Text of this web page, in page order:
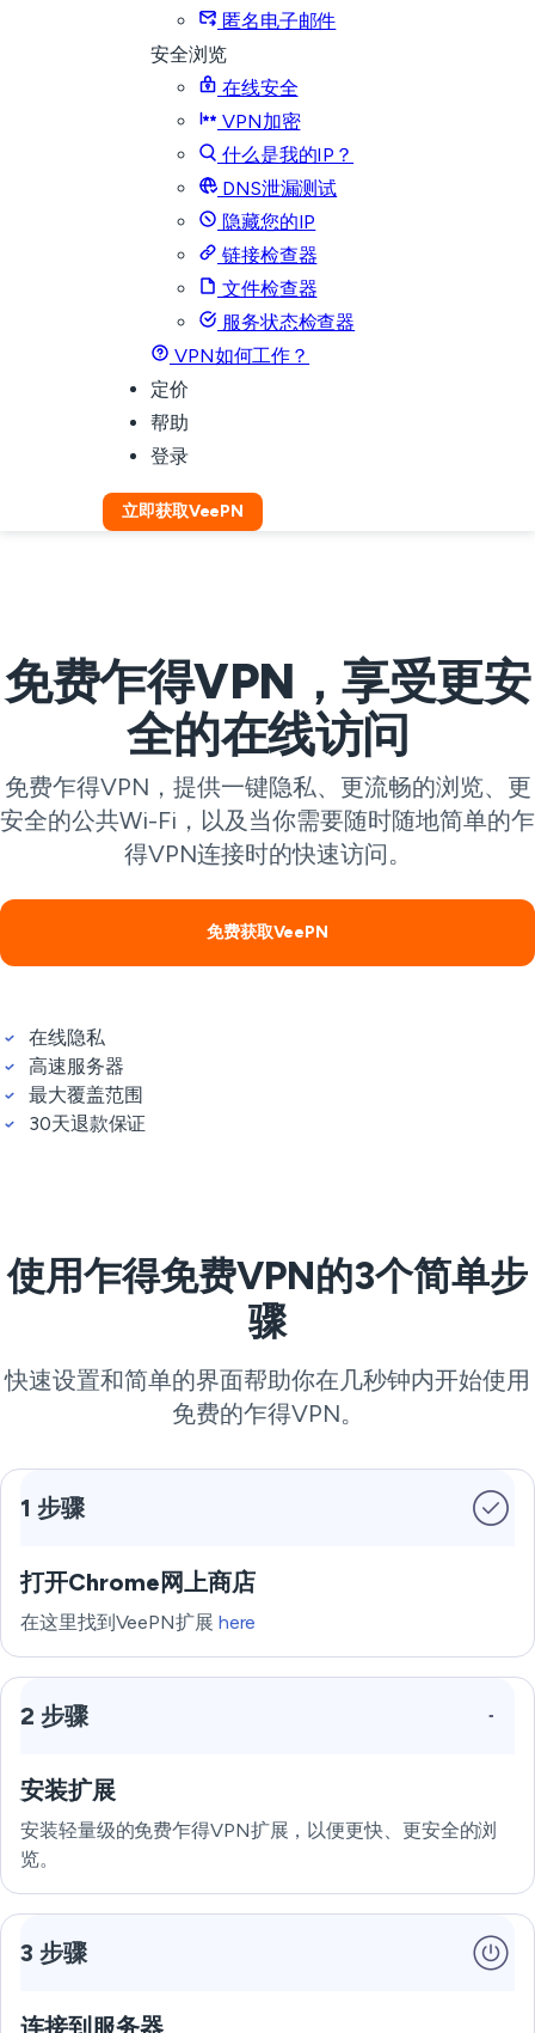
匿名电子邮件
安全浏览
在线安全
VPN加密
什么是我的IP？
DNS泄漏测试
隐藏您的IP
链接检查器
文件检查器
服务状态检查器
VPN如何工作？
定价
帮助
登录
立即获取VeePN
免费乍得VPN，享受更安
全的在线访问
免费乍得VPN，提供一键隐私、更流畅的浏览、更
安全的公共Wi-Fi，以及当你需要随时随地简单的乍
得VPN连接时的快速访问。
免费获取VeePN
在线隐私
高速服务器
最大覆盖范围
30天退款保证
使用乍得免费VPN的3个简单步
骤
快速设置和简单的界面帮助你在几秒钟内开始使用
免费的乍得VPN。
1 步骤
打开Chrome网上商店
在这里找到VeePN扩展 here
2 步骤
安装扩展
安装轻量级的免费乍得VPN扩展，以便更快、更安全的浏
览。
3 步骤
连接到服务器